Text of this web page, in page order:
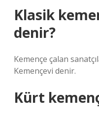
Klasik
denir?
Kemençe çalan
Kemençevi denir.
Kürt